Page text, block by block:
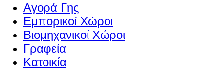
Αγορά Γης
Εμπορικοί Χώροι
Βιομηχανικοί Χώροι
Γραφεία
Κατοικία